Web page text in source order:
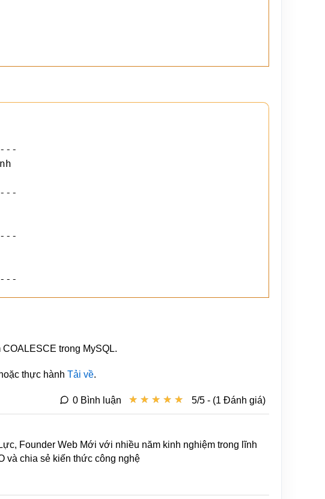
trong MySQL.
thực hành Tải về.
★ ★ ★ ★ ★
★ ★ ★ ★ ★ 5/5 - (1 Đánh giá)
0 Bình luận
Founder Web Mới với nhiều năm kinh nghiệm trong lĩnh
và chia sẻ kiến thức công nghệ